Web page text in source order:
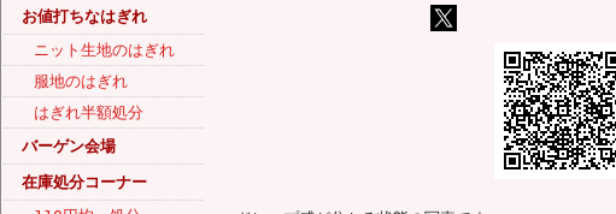
お値打ちなはぎれ
ニット生地のはぎれ
服地のはぎれ
はぎれ半額処分
バーゲン会場
在庫処分コーナー